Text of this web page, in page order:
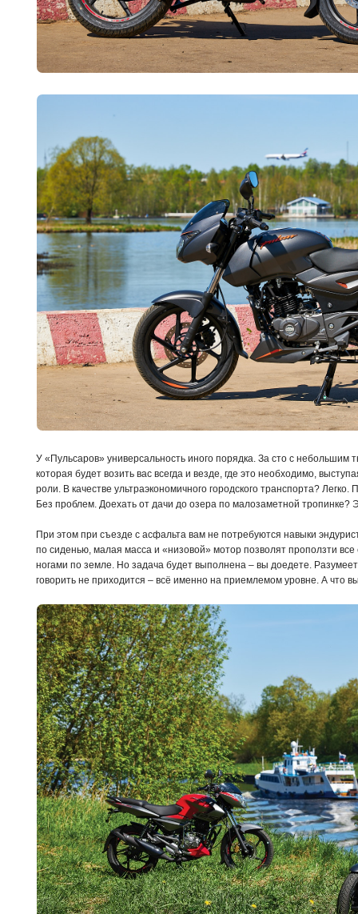
У «Пульсаров» универсальность иного порядка. За сто с небольшим
которая будет возить вас всегда и везде, где это необходимо,
роли. В качестве ультраэкономичного городского транспорта?
Без проблем. Доехать от дачи до озера по малозаметной тропинке?
При этом при съезде с асфальта вам не потребуются навыки
по сиденью, малая масса и «низовой» мотор позволят проползти
ногами по земле. Но задача будет выполнена – вы доедете.
говорить не приходится – всё именно на приемлемом уровне. А что